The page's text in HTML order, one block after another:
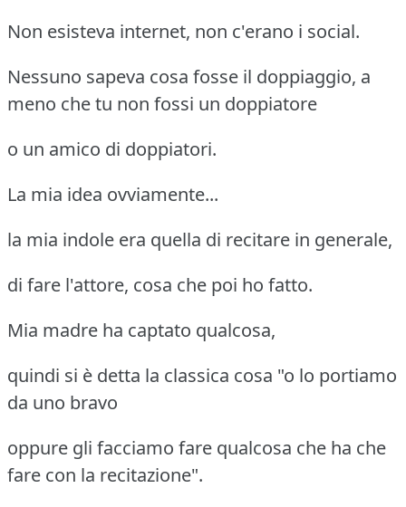
Non esisteva internet, non c'erano i social.
Nessuno sapeva cosa fosse il doppiaggio, a
meno che tu non fossi un doppiatore
o un amico di doppiatori.
La mia idea ovviamente...
la mia indole era quella di recitare in generale,
di fare l'attore, cosa che poi ho fatto.
Mia madre ha captato qualcosa,
quindi si è detta la classica cosa "o lo portiamo
da uno bravo
oppure gli facciamo fare qualcosa che ha che
fare con la recitazione".